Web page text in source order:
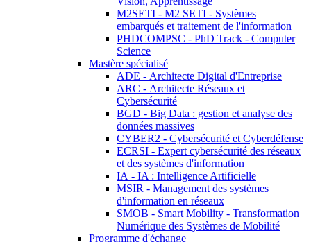
M2SETI - M2 SETI - Systèmes
embarqués et traitement de l'information
PHDCOMPSC - PhD Track - Computer
Science
Mastère spécialisé
ADE - Architecte Digital d'Entreprise
ARC - Architecte Réseaux et
Cybersécurité
BGD - Big Data : gestion et analyse des
données massives
CYBER2 - Cybersécurité et Cyberdéfense
ECRSI - Expert cybersécurité des réseaux
et des systèmes d'information
IA - IA : Intelligence Artificielle
MSIR - Management des systèmes
d'information en réseaux
SMOB - Smart Mobility - Transformation
Numérique des Systèmes de Mobilité
Programme d'échange